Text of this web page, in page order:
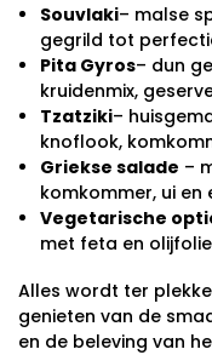
Souvlaki– malse
gegrild tot
Pita Gyros– dun
kruidenmix,
Tzatziki–
knoflook,
Griekse salade –
komkommer, ui en
Vegetarische
met feta en
Alles wordt ter
genieten van de
en de beleving van